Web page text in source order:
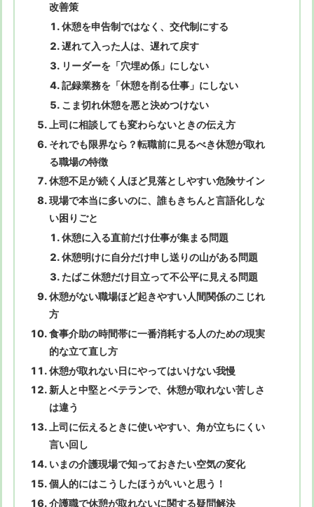
改善策
休憩を申告制ではなく、交代制にする
遅れて入った人は、遅れて戻す
リーダーを「穴埋め係」にしない
記録業務を「休憩を削る仕事」にしない
こま切れ休憩を悪と決めつけない
上司に相談しても変わらないときの伝え方
それでも限界なら？転職前に見るべき休憩が取れ
る職場の特徴
休憩不足が続く人ほど見落としやすい危険サイン
現場で本当に多いのに、誰もきちんと言語化しな
い困りごと
休憩に入る直前だけ仕事が集まる問題
休憩明けに自分だけ申し送りの山がある問題
たばこ休憩だけ目立って不公平に見える問題
休憩がない職場ほど起きやすい人間関係のこじれ
方
食事介助の時間帯に一番消耗する人のための現実
的な立て直し方
休憩が取れない日にやってはいけない我慢
新人と中堅とベテランで、休憩が取れない苦しさ
は違う
上司に伝えるときに使いやすい、角が立ちにくい
言い回し
いまの介護現場で知っておきたい空気の変化
個人的にはこうしたほうがいいと思う！
介護職で休憩が取れないに関する疑問解決